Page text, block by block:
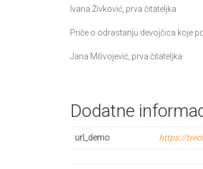
Ivana Živković, prva čitateljka
Priče o odrastanju devojčica koje
Jana Milivojević, prva čitateljka
Dodatne
url_demo https://